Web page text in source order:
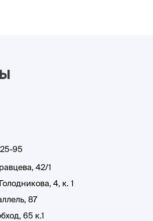
95
42/1
4, к. 1
87
65 к.1